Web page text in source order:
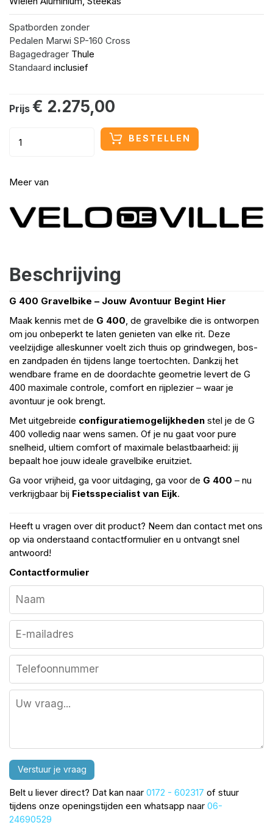
Spatborden zonder
Pedalen Marwi SP-160 Cross
Bagagedrager Thule
Standaard inclusief
Prijs € 2.275,00
BESTELLEN
Meer van
Beschrijving
G 400 Gravelbike – Jouw Avontuur Begint Hier
Maak kennis met de G 400 , de gravelbike die is ontworpen
om jou onbeperkt te laten genieten van elke rit. Deze
veelzijdige alleskunner voelt zich thuis op grindwegen, bos-
en zandpaden én tijdens lange toertochten. Dankzij het
wendbare frame en de doordachte geometrie levert de G
400 maximale controle, comfort en rijplezier – waar je
avontuur je ook brengt.
Met uitgebreide configuratiemogelijkheden stel je de G
400 volledig naar wens samen. Of je nu gaat voor pure
snelheid, ultiem comfort of maximale belastbaarheid: jij
bepaalt hoe jouw ideale gravelbike eruitziet.
Ga voor vrijheid, ga voor uitdaging, ga voor de G 400 – nu
verkrijgbaar bij Fietsspecialist van Eijk.
Heeft u vragen over dit product? Neem dan contact met ons
op via onderstaand contactformulier en u ontvangt snel
antwoord!
Contactformulier
Verstuur je vraag
Belt u liever direct? Dat kan naar 0172 - 602317 of stuur
tijdens onze openingstijden een whatsapp naar 06-
24690529